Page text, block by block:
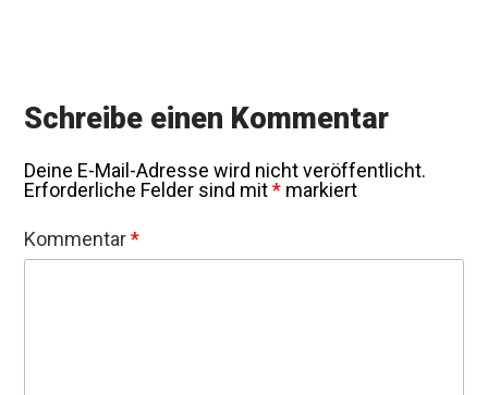
Schreibe einen Kommentar
Deine E-Mail-Adresse wird nicht veröffentlicht.
Erforderliche Felder sind mit* markiert
Kommentar*